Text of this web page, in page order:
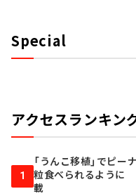
Special
アクセスランキン
1
「うんこ移植」でピ
粒食べられるよう
載